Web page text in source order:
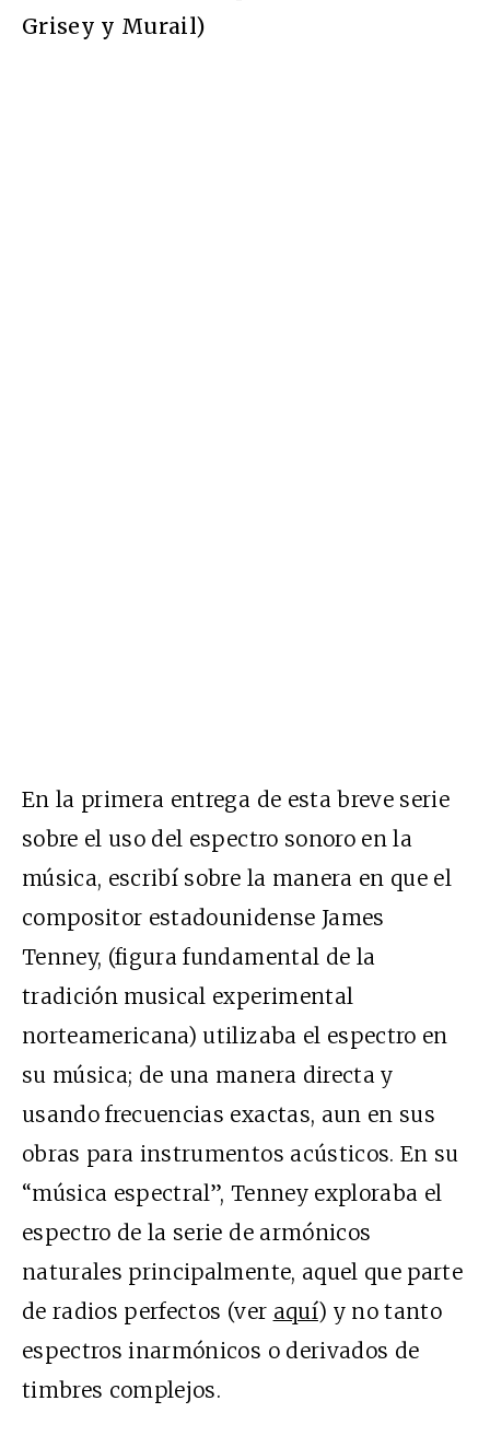
Grisey y Murail)
En la primera entrega de esta breve serie
sobre el uso del espectro sonoro en la
música, escribí sobre la manera en que el
compositor estadounidense James
Tenney, (figura fundamental de la
tradición musical experimental
norteamericana) utilizaba el espectro en
su música; de una manera directa y
usando frecuencias exactas, aun en sus
obras para instrumentos acústicos. En su
“música espectral”, Tenney exploraba el
espectro de la serie de armónicos
naturales principalmente, aquel que parte
de radios perfectos (ver aquí) y no tanto
espectros inarmónicos o derivados de
timbres complejos.